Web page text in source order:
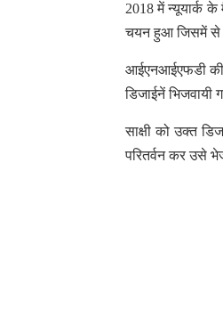
2018 में न्यूयार्क
चयन हुआ जिसमें से
आईएनआईएफडी की
डिजाईनें
साक्षी को उक्त
परितर्वन कर उसे